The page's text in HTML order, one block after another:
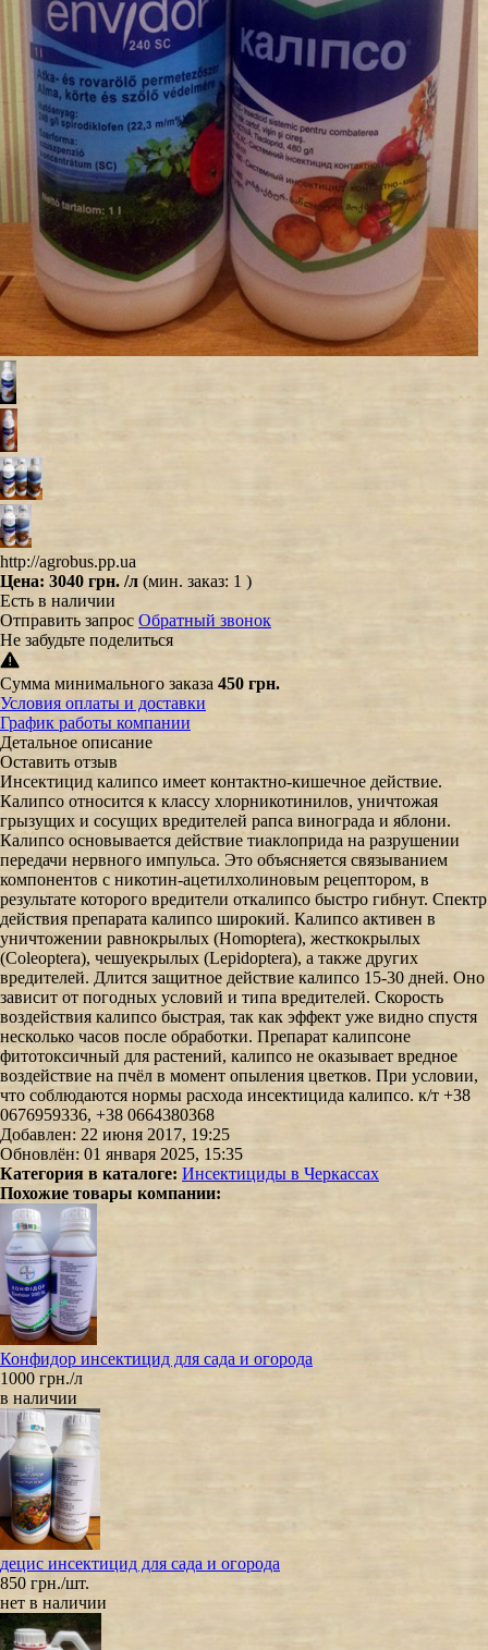
http://agrobus.pp.ua
Цена: 3040 грн. /л (мин. заказ: 1 )
Есть в наличии
Отправить запрос Обратный звонок
Не забудьте поделиться
Сумма минимального заказа 450 грн.
Условия оплаты и доставки
График работы компании
Детальное описание
Оставить отзыв
Инсектицид калипсо имеет контактно-кишечное действие.
Калипсо относится к классу хлорникотинилов, уничтожая
грызущих и сосущих вредителей рапса винограда и яблони.
Калипсо основывается действие тиаклоприда на разрушении
передачи нервного импульса. Это объясняется связыванием
компонентов с никотин-ацетилхолиновым рецептором, в
результате которого вредители откалипсо быстро гибнут. Спектр
действия препарата калипсо широкий. Калипсо активен в
уничтожении равнокрылых (Homoptera), жесткокрылых
(Coleoptera), чешуекрылых (Lepidoptera), а также других
вредителей. Длится защитное действие калипсо 15-30 дней. Оно
зависит от погодных условий и типа вредителей. Скорость
воздействия калипсо быстрая, так как эффект уже видно спустя
несколько часов после обработки. Препарат калипсоне
фитотоксичный для растений, калипсо не оказывает вредное
воздействие на пчёл в момент опыления цветков. При условии,
что соблюдаются нормы расхода инсектицида калипсо. к/т +38
0676959336, +38 0664380368
Добавлен: 22 июня 2017, 19:25
Обновлён: 01 января 2025, 15:35
Категория в каталоге: Инсектициды в Черкассах
Похожие товары компании:
Конфидор инсектицид для сада и огорода
1000 грн./л
в наличии
децис инсектицид для сада и огорода
850 грн./шт.
нет в наличии